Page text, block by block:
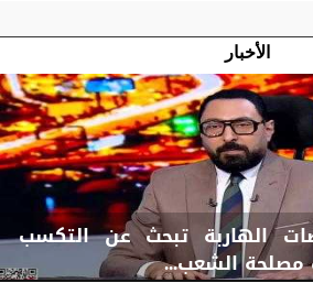
الأخبار
الهاربة تبحث عن التكسب
الشعب...